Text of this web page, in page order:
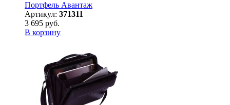
Портфель Авантаж
Артикул: 371311
3 695 руб.
В корзину